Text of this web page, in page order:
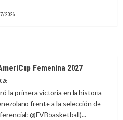
2026
Femenina 2027
la primera victoria en la historia
frente a la selección de
@FVBbasketball)...